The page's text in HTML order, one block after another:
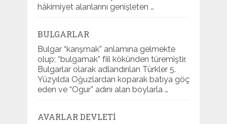
hâkimiyet alanlarını genişleten …
BULGARLAR
Bulgar “karışmak” anlamına gelmekte
olup; “bulgamak” fiil kökünden türemiştir.
Bulgarlar olarak adlandırılan Türkler 5.
Yüzyılda Oğuzlardan koparak batıya göç
eden ve “Ogur” adını alan boylarla …
AVARLAR DEVLETI